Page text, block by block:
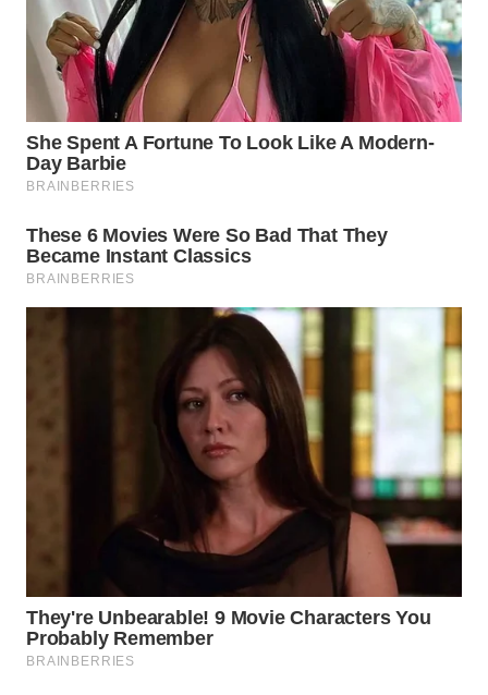
SUBANG
WN
SUKABUMI
WN
PURWAKARTA
WN
PRIANGAN
WN
MADURA
WN